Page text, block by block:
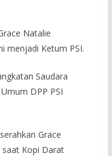
Natalie
menjadi Ketum PSI.
Saudara
DPP PSI
Grace
saat Kopi Darat